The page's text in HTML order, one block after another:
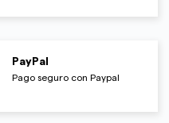
PayPal
Pago seguro con Paypal